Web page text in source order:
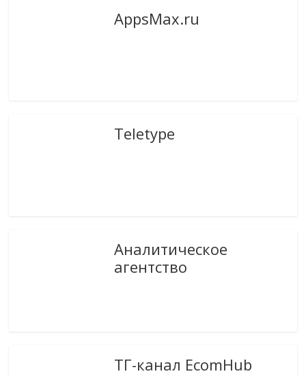
AppsMax.ru
Teletype
Аналитическое
агентство
ТГ-канал EcomHub